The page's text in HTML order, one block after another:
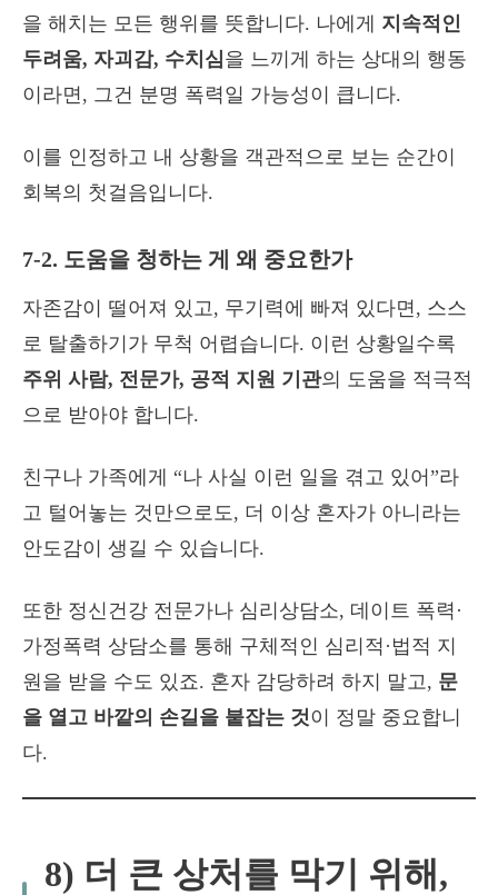
을 해치는 모든 행위를 뜻합니다. 나에게 지속적인
두려움, 자괴감, 수치심 을 느끼게 하는 상대의 행동
이라면, 그건 분명 폭력일 가능성이 큽니다.
이를 인정하고 내 상황을 객관적으로 보는 순간이
회복의 첫걸음입니다.
7-2. 도움을 청하는 게 왜 중요한가
자존감이 떨어져 있고, 무기력에 빠져 있다면, 스스
로 탈출하기가 무척 어렵습니다. 이런 상황일수록
주위 사람, 전문가, 공적 지원 기관의 도움을 적극적
으로 받아야 합니다.
친구나 가족에게 “나 사실 이런 일을 겪고 있어”라
고 털어놓는 것만으로도, 더 이상 혼자가 아니라는
안도감이 생길 수 있습니다.
또한 정신건강 전문가나 심리상담소, 데이트 폭력·
가정폭력 상담소를 통해 구체적인 심리적·법적 지
원을 받을 수도 있죠. 혼자 감당하려 하지 말고, 문
을 열고 바깥의 손길을 붙잡는 것이 정말 중요합니
다.
8) 더 큰 상처를 막기 위해,